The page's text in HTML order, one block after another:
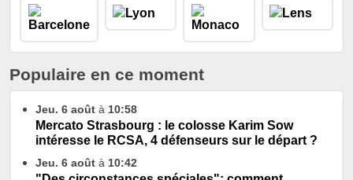
Populaire en ce moment
Jeu. 6 août à 10:58
Mercato Strasbourg : le colosse Karim Sow
intéresse le RCSA, 4 défenseurs sur le départ ?
Jeu. 6 août à 10:42